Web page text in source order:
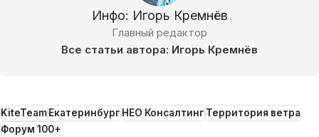
Инфо: Игорь Кремнёв
Главный редактор
Все статьи автора: Игорь Кремнёв
KiteTeamЕкатеринбургНЕО КонсалтингТерритория ветра
Форум 100+